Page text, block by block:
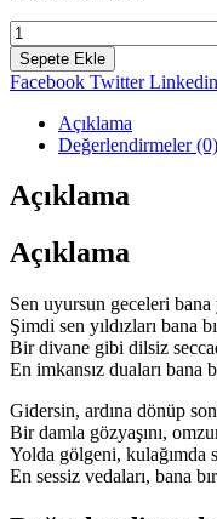
fiyat:
₺140,00.
Sessiz
Vedalar
-
Önder
Özkaran
adet
Sepete Ekle
Facebook Twitter Linkedin
Açıklama
Değerlendirmeler (0)
Açıklama
Açıklama
Sen uyursun geceleri
Şimdi sen yıldızları bana
Bir divane gibi dilsiz
En imkansız duaları bana
Gidersin, ardına dönüp
Bir damla gözyaşını,
Yolda gölgeni, kulağımda
En sessiz vedaları, bana